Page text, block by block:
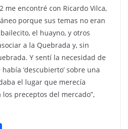
me encontré con Ricardo Vilca,
porque sus temas no eran
el huayno, y otros
a la Quebrada y, sin
Y sentí la necesidad de
‘descubierto’ sobre una
el lugar que merecía
preceptos del mercado”,